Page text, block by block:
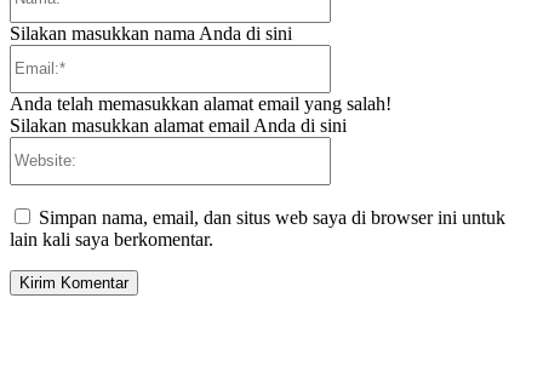
Silakan masukkan nama Anda di sini
Anda telah memasukkan alamat email yang salah!
Silakan masukkan alamat email Anda di sini
Simpan nama, email, dan situs web saya di browser ini untuk
lain kali saya berkomentar.